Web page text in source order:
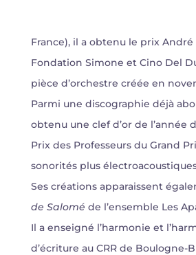
France), il a obtenu le prix
Fondation Simone et Cino Del
pièce d’orchestre créée en
Parmi une discographie déjà
obtenu une clef d’or de l’année
Prix des Professeurs du Grand
sonorités plus
Ses créations apparaissent
de Salomé de l’ensemble Les
Il a enseigné l’harmonie et
d’écriture au CRR de